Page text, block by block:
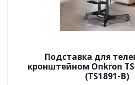
Подставка для
кронштейном Onkron
(TS1891-B)